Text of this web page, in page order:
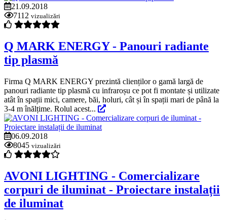
21.09.2018
7112 vizualizări
Q MARK ENERGY - Panouri radiante
tip plasmă
Firma Q MARK ENERGY prezintă clienților o gamă largă de
panouri radiante tip plasmă cu infraroșu ce pot fi montate și utilizate
atât în spații mici, camere, băi, holuri, cât și în spații mari de până la
3-4 m înălțime. Rolul acest...
06.09.2018
8045 vizualizări
AVONI LIGHTING - Comercializare
corpuri de iluminat - Proiectare instalații
de iluminat